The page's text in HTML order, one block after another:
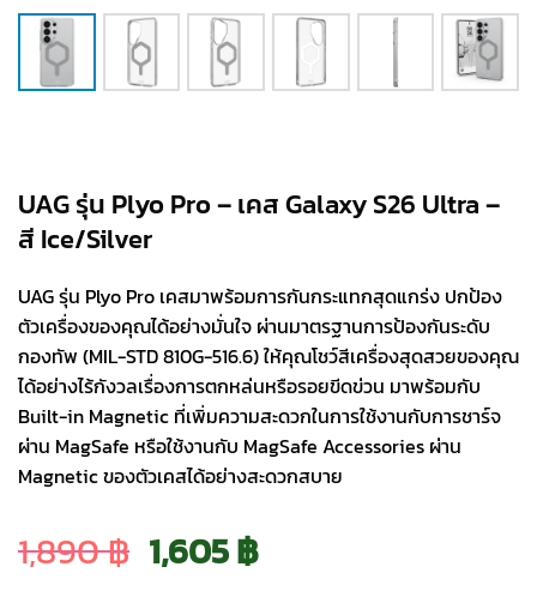
UAG รุ่น Plyo Pro – เคส Galaxy S26 Ultra –
สี Ice/Silver
UAG รุ่น Plyo Pro เคสมาพร้อมการกันกระแทกสุดแกร่ง ปกป้อง
ตัวเครื่องของคุณได้อย่างมั่นใจ ผ่านมาตรฐานการป้องกันระดับ
กองทัพ (MIL-STD 810G-516.6) ให้คุณโชว์สีเครื่องสุดสวยของคุณ
ได้อย่างไร้กังวลเรื่องการตกหล่นหรือรอยขีดข่วน มาพร้อมกับ
Built-in Magnetic ที่เพิ่มความสะดวกในการใช้งานกับการชาร์จ
ผ่าน MagSafe หรือใช้งานกับ MagSafe Accessories ผ่าน
Magnetic ของตัวเคสได้อย่างสะดวกสบาย
1,890฿ Original
1,605฿Current